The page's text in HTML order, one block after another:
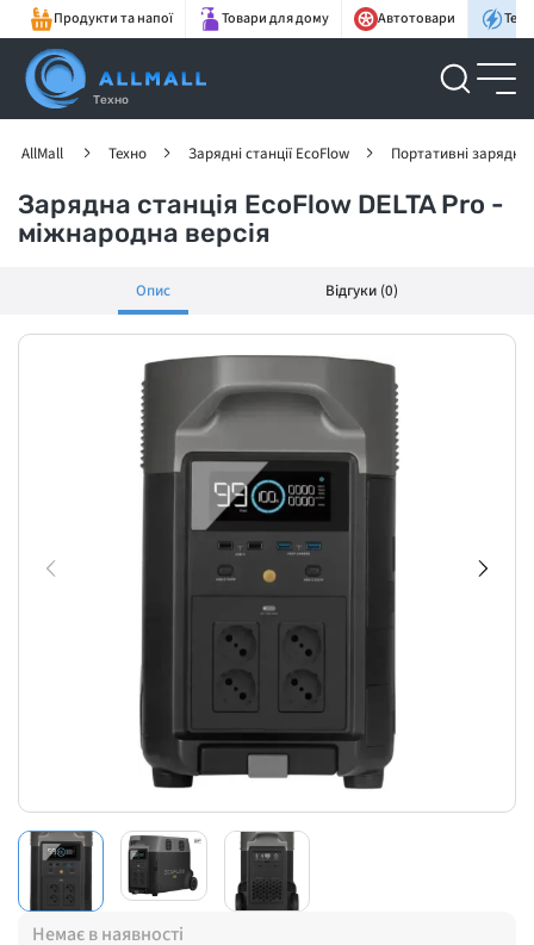
Продукти та напої Товари для дому Автотовари
Техно
AllMall Техно Зарядні станції EcoFlow Портативні зарядні
Зарядна станція EcoFlow DELTA Pro -
міжнародна версія
Опис Відгуки (0)
Немає в наявності